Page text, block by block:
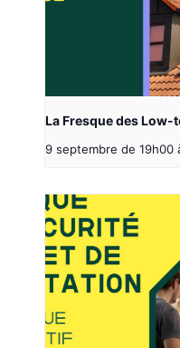
La Fresque des Low-
9 septembre de 19h00